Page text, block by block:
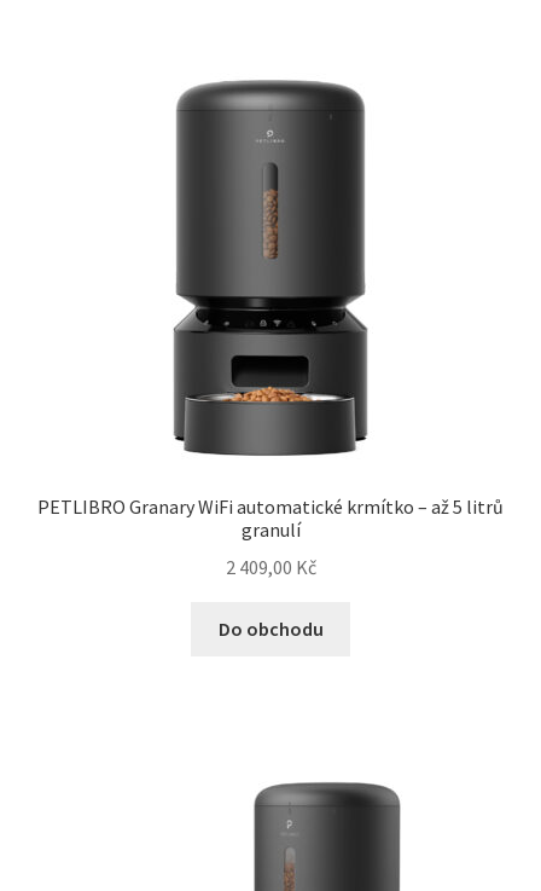
PETLIBRO Granary WiFi automatické krmítko – až 5 litrů
granulí
2 409,00 Kč
Do obchodu